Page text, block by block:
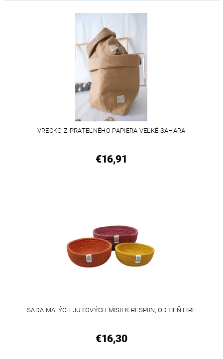
VRECKO Z PRATEĽNÉHO PAPIERA VEĽKÉ SAHARA
€16,91
SADA MALÝCH JUTOVÝCH MISIEK RESPIIN, ODTIEŇ FIRE
€16,30